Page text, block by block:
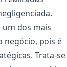
dos mais
negócio, pois é
Trata-se